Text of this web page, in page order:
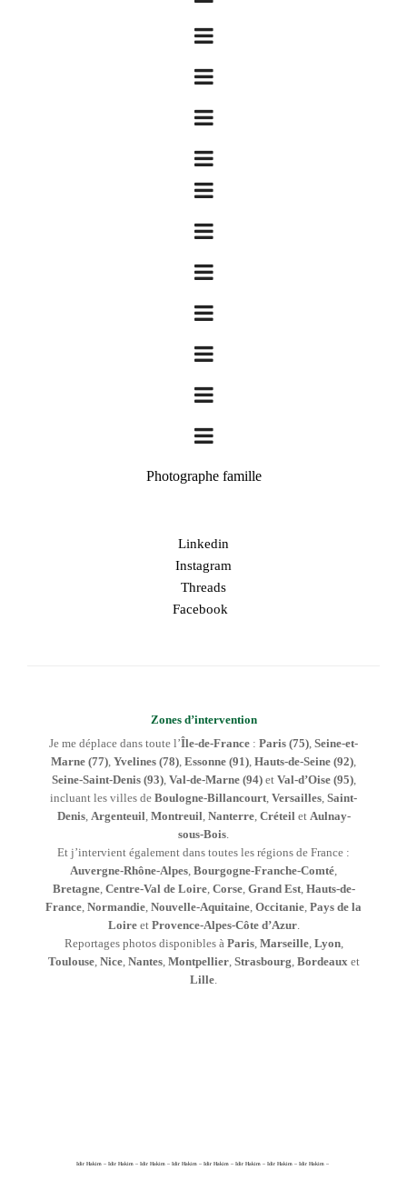
Photographe famille
Linkedin
Instagram
Threads
Facebook
Zones d’intervention
Je me déplace dans toute l’Île-de-France : Paris (75), Seine-et-
Marne (77), Yvelines (78), Essonne (91), Hauts-de-Seine (92),
Seine-Saint-Denis (93), Val-de-Marne (94)et Val-d’Oise (95),
incluant les villes de Boulogne-Billancourt, Versailles, Saint-
Denis, Argenteuil, Montreuil, Nanterre, Créteilet Aulnay-
sous-Bois.
Et j’intervient également dans toutes les régions de France :
Auvergne-Rhône-Alpes, Bourgogne-Franche-Comté,
Bretagne, Centre-Val de Loire, Corse, Grand Est, Hauts-de-
France, Normandie, Nouvelle-Aquitaine, Occitanie, Pays de la
Loireet Provence-Alpes-Côte d’Azur.
Reportages photos disponibles à Paris, Marseille, Lyon,
Toulouse, Nice, Nantes, Montpellier, Strasbourg, Bordeauxet
Lille.
Idir Hakim – Idir Hakim – Idir Hakim – Idir Hakim – Idir Hakim – Idir Hakim – Idir Hakim – Idir Hakim –